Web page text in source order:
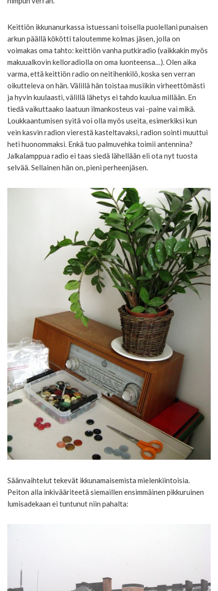
Keittiön ikkunanurkassa istuessani toisella puolellani punaisen
arkun päällä kökötti taloutemme kolmas jäsen, jolla on
voimakas oma tahto: keittiön vanha putkiradio (vaikkakin myös
makuualkovin kelloradiolla on oma luonteensa…). Olen aika
varma, että keittiön radio on neitihenkilö, koska sen verran
oikutteleva on hän. Välillä hän toistaa musiikin virheettömästi
ja hyvin kuulaasti, välillä lähetys ei tahdo kuulua millään. En
tiedä vaikuttaako laatuun ilmankosteus vai -paine vai mikä.
Loukkaantumisen syitä voi olla myös useita, esimerkiksi kun
vein kasvin radion vierestä kasteltavaksi, radion sointi muuttui
heti huonommaksi. Enkä tuo palmuvehka toimii antennina?
Jalkalamppua radio ei taas siedä lähellään eli ota nyt tuosta
selvää. Sellainen hän on, pieni perheenjäsen.
Säänvaihtelut tekevät ikkunamaisemista mielenkiintoisia.
Peiton alla inkivääriteetä siemaillen ensimmäinen pikkuruinen
lumisadekaan ei tuntunut niin pahalta: